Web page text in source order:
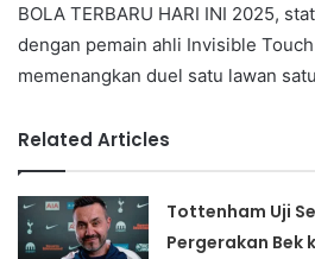
BOLA TERBARU HARI INI 2025,
dengan pemain ahli Invisible
memenangkan duel satu lawan
Related Articles
Tottenham Uji
Pergerakan Bek